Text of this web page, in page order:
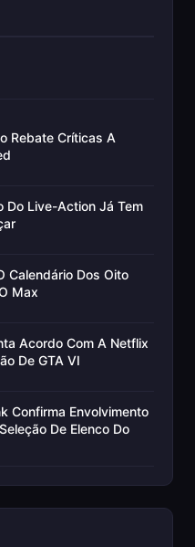
Rebate Críticas A
Do Live-Action Já Tem
Calendário Dos Oito
Max
Acordo Com A Netflix
De GTA VI
Confirma Envolvimento
De Elenco Do